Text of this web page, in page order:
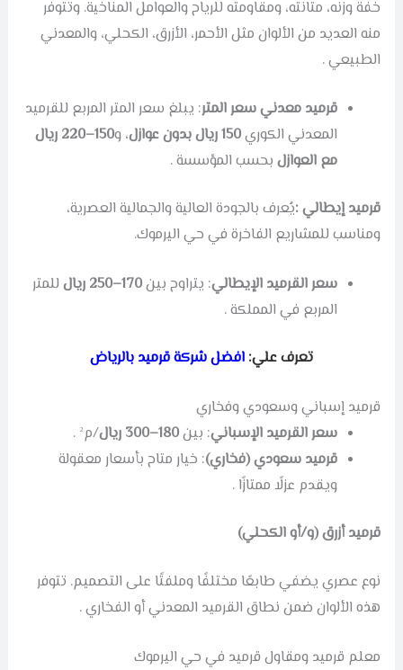
خفة وزنه، متانته، ومقاومته للرياح والعوامل المناخية. وتتوفر
منه العديد من الألوان مثل الأحمر، الأزرق، الكحلي، والمعدني
الطبيعي .
قرميد معدني سعر المتر: يبلغ سعر المتر المربع للقرميد
المعدني الكوري150 ريال بدون عوازل ، و
150–220 ريال
مع العوازلبحسب المؤسسة .
قرميد إيطالي :يُعرف بالجودة العالية والجمالية العصرية،
ومناسب للمشاريع الفاخرة في حي اليرموك.
سعر القرميد الإيطالي: يتراوح بين170–250 ريال
للمتر
المربع في المملكة .
تعرف علي: افضلشركة قرميد بالرياض
قرميد إسباني وسعودي وفخاري
سعر القرميد الإسباني: بين180–300 ريال
/م² .
قرميد سعودي (فخاري): خيار متاح بأسعار معقولة
ويقدم عزلًا ممتازًا .
قرميد أزرق (و/أو الكحلي)
نوع عصري يضفي طابعًا مختلفًا وملفتًا على التصميم. تتوفر
هذه الألوان ضمن نطاق القرميد المعدني أو الفخاري .
معلم قرميد ومقاول قرميد في حي اليرموك